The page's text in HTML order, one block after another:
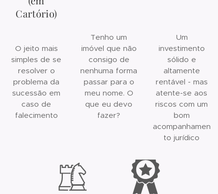
Cartório)
O jeito mais
simples de se
resolver o
problema da
sucessão em
caso de
falecimento
Tenho um
imóvel que não
consigo de
nenhuma forma
passar para o
meu nome. O
que eu devo
fazer?
Um
investimento
sólido e
altamente
rentável - mas
atente-se aos
riscos com um
bom
acompanhamen
to jurídico